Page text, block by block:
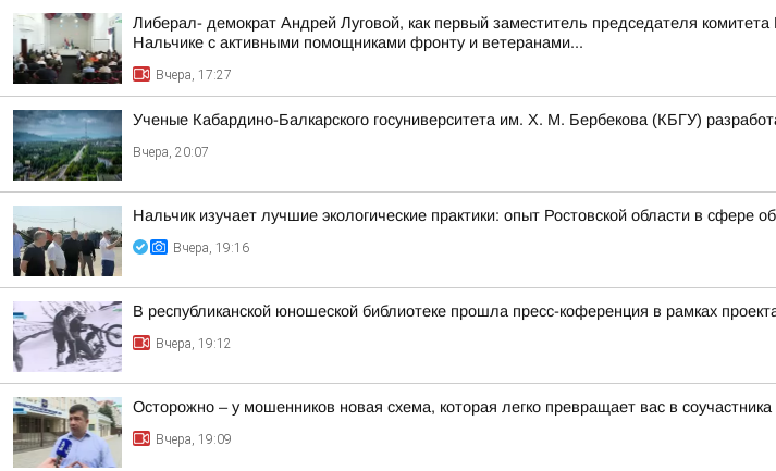
Либерал- демократ Андрей Луговой, как первый заместитель председателя
Нальчике с активными помощниками фронту и ветеранами...
Вчера, 17:27
Ученые Кабардино-Балкарского госуниверситета им. Х. М. Бербекова (КБГУ)
Вчера, 20:07
Нальчик изучает лучшие экологические практики: опыт Ростовской области в сфере
Вчера, 19:16
В республиканской юношеской библиотеке прошла пресс-коференция в рамках
Вчера, 19:12
Осторожно – у мошенников новая схема, которая легко превращает вас в соучастника
Вчера, 19:09